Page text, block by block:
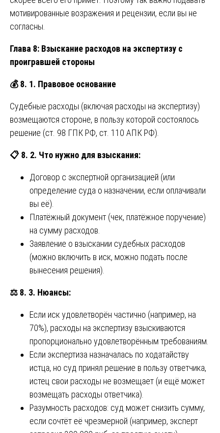
мотивированные возражения и рецензии, если вы не
согласны.
Глава 8: Взыскание расходов на экспертизу с
проигравшей стороны
💰8. 1. Правовое основание
Судебные расходы (включая расходы на экспертизу)
возмещаются стороне, в пользу которой состоялось
решение (ст. 98 ГПК РФ, ст. 110 АПК РФ).
📋 8. 2. Что нужно для взыскания:
Договор с экспертной организацией (или
определение суда о назначении, если оплачивали
вы её).
Платёжный документ (чек, платёжное поручение)
на сумму расходов.
Заявление о взыскании судебных расходов
(можно включить в иск, можно подать после
вынесения решения).
⚖️ 8. 3. Нюансы:
Если иск удовлетворён частично (например, на
70%), расходы на экспертизу взыскиваются
пропорционально удовлетворённым требованиям.
Если экспертиза назначалась по ходатайству
истца, но суд принял решение в пользу ответчика,
истец свои расходы не возмещает (и ещё может
возмещать расходы ответчика).
Разумность расходов: суд может снизить сумму,
если сочтёт её чрезмерной (например, эксперт